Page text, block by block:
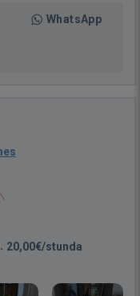
WhatsApp
20,00€/stunda